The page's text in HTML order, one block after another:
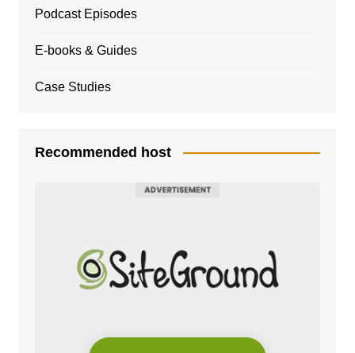
Podcast Episodes
E-books & Guides
Case Studies
Recommended host